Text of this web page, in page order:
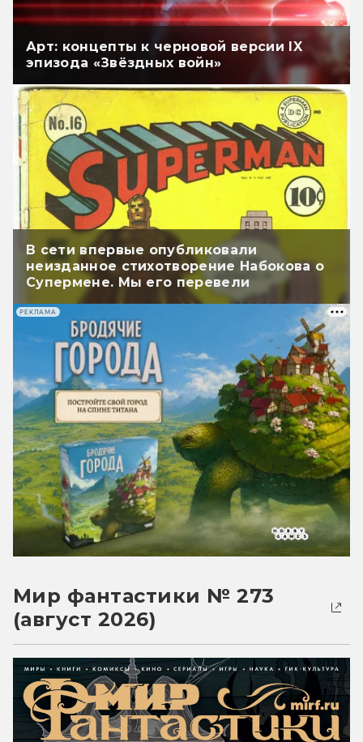
Арт: концепты к черновой версии IX
эпизода «Звёздных войн»
В сети впервые опубликовали
неизданное стихотворение Набокова о
Супермене. Мы его перевели
РЕКЛАМА
Мир фантастики № 273
(август 2026)